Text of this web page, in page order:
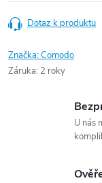
Dotaz k produktu
Značka:Comodo
Záruka: 2 roky
U nás